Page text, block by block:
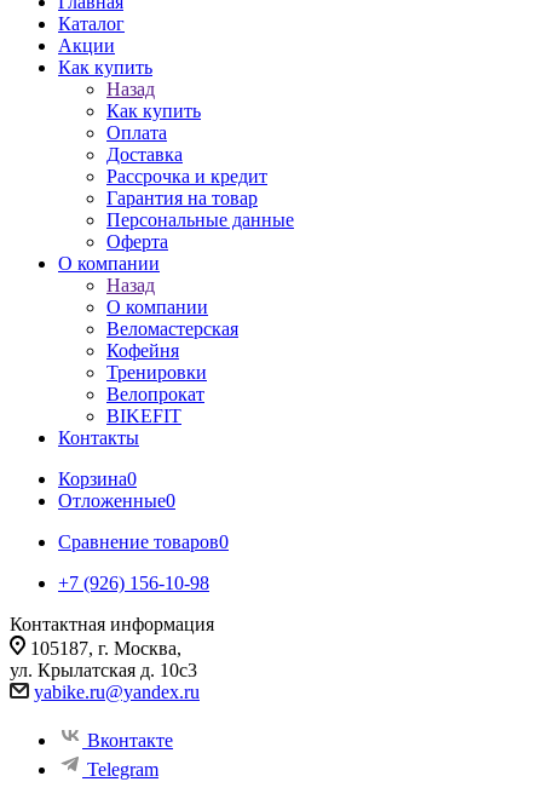
Каталог
Акции
Как купить
Назад
Как купить
Оплата
Доставка
Рассрочка и кредит
Гарантия на товар
Персональные данные
Оферта
О компании
Назад
О компании
Веломастерская
Кофейня
Тренировки
Велопрокат
BIKEFIT
Контакты
Корзина0
Отложенные0
Сравнение товаров0
+7 (926) 156-10-98
Контактная информация
105187, г. Москва,
ул. Крылатская д. 10с3
yabike.ru@yandex.ru
Вконтакте
Telegram